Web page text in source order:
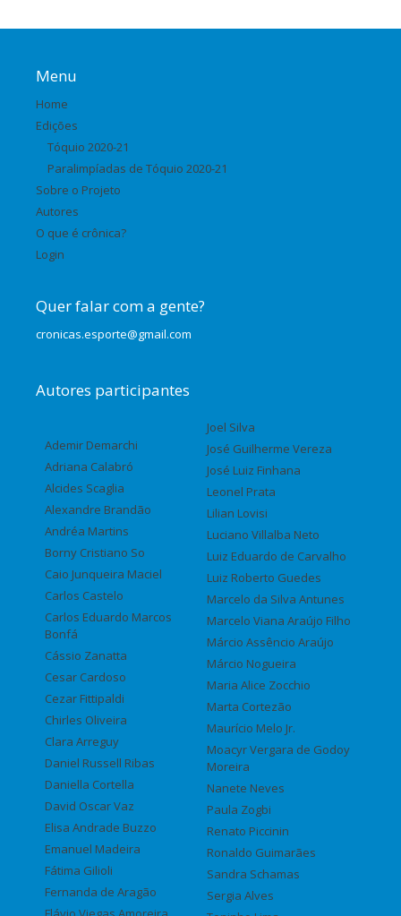
Menu
Home
Edições
Tóquio 2020-21
Paralimpíadas de Tóquio 2020-21
Sobre o Projeto
Autores
O que é crônica?
Login
Quer falar com a gente?
cronicas.esporte@gmail.com
Autores participantes
Ademir Demarchi
Adriana Calabró
Alcides Scaglia
Alexandre Brandão
Andréa Martins
Borny Cristiano So
Caio Junqueira Maciel
Carlos Castelo
Carlos Eduardo Marcos
Bonfá
Cássio Zanatta
Cesar Cardoso
Cezar Fittipaldi
Chirles Oliveira
Clara Arreguy
Daniel Russell Ribas
Daniella Cortella
David Oscar Vaz
Elisa Andrade Buzzo
Emanuel Madeira
Fátima Gilioli
Fernanda de Aragão
Joel Silva
José Guilherme Vereza
José Luiz Finhana
Leonel Prata
Lilian Lovisi
Luciano Villalba Neto
Luiz Eduardo de Carvalho
Luiz Roberto Guedes
Marcelo da Silva Antunes
Marcelo Viana Araújo Filho
Márcio Assêncio Araújo
Márcio Nogueira
Maria Alice Zocchio
Marta Cortezão
Maurício Melo Jr.
Moacyr Vergara de Godoy
Moreira
Nanete Neves
Paula Zogbi
Renato Piccinin
Ronaldo Guimarães
Sandra Schamas
Sergia Alves